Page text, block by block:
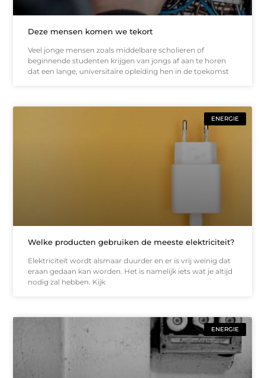
Deze mensen komen we tekort
Veel jonge mensen zoals middelbare scholieren of
beginnende studenten krijgen van jongs af aan te horen
dat een lange, universitaire opleiding hen in de toekomst
ENERGIE
Welke producten gebruiken de meeste elektriciteit?
Elektriciteit wordt alsmaar duurder en er is vrij weinig dat
eraan gedaan kan worden. Het is namelijk iets wat je altijd
nodig zal hebben. Kijk
ENERGIE